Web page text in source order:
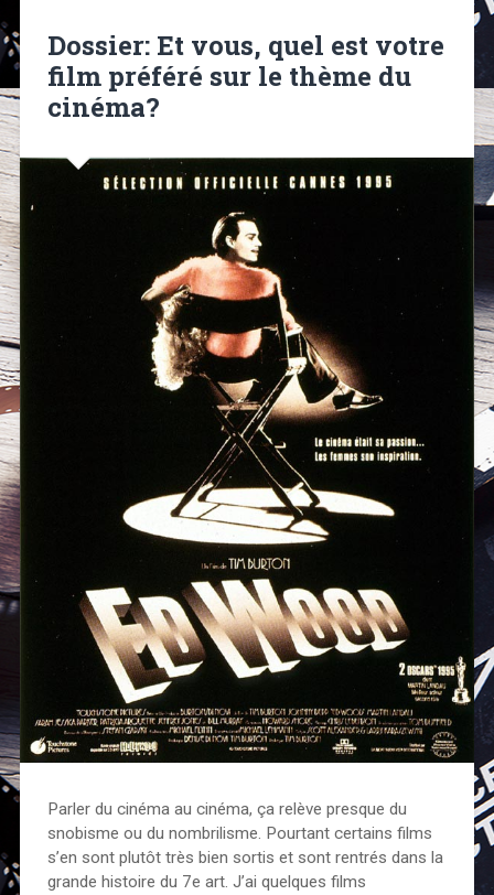
Dossier: Et vous, quel est votre
film préféré sur le thème du
cinéma?
Parler du cinéma au cinéma, ça relève presque du
snobisme ou du nombrilisme. Pourtant certains films
s’en sont plutôt très bien sortis et sont rentrés dans la
grande histoire du 7e art. J’ai quelques films